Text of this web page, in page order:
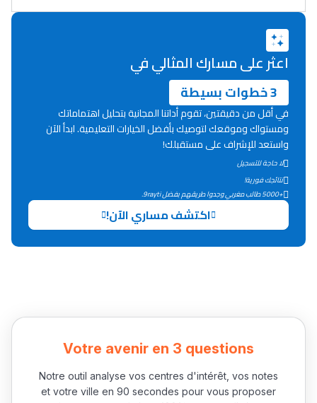
Lycée Maroc
التعليم الثانوي التأهيلي
التعليم الثانوي الإعدادي
دليل المهن
اعثر على مسارك المثالي في
3 خطوات بسيطة
في أقل من دقيقتين، تقوم أداتنا المجانية بتحليل اهتماماتك
ومستواك وموقعك لتوصيك بأفضل الخيارات التعليمية. ابدأ الآن
واستعد للإشراف على مستقبلك!
لا حاجة للتسجيل
نتائجك فورية!
+5000 طالب مغربي وجدوا طريقهم بفضل 9rayti.
اكتشف مساري الآن!
Votre avenir en 3 questions
Notre outil analyse vos centres d'intérêt, vos notes
et votre ville en 90 secondes pour vous proposer